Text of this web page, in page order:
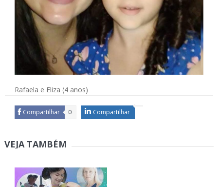
Rafaela e Eliza (4 anos)
Compartilhar 0 Compartilhar
VEJA TAMBÉM